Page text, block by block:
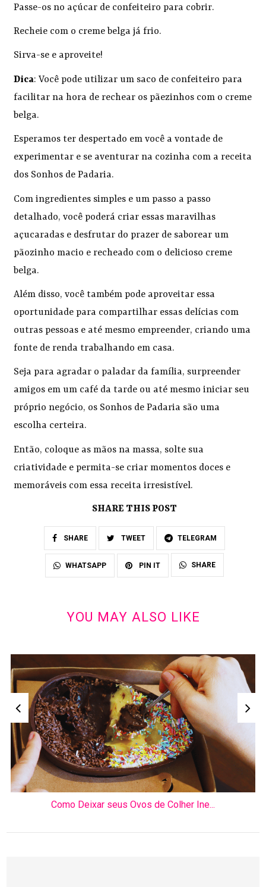
Passe-os no açúcar de confeiteiro para cobrir.
Recheie com o creme belga já frio.
Sirva-se e aproveite!
Dica: Você pode utilizar um saco de confeiteiro para
facilitar na hora de rechear os pãezinhos com o creme
belga.
Esperamos ter despertado em você a vontade de
experimentar e se aventurar na cozinha com a receita
dos Sonhos de Padaria.
Com ingredientes simples e um passo a passo
detalhado, você poderá criar essas maravilhas
açucaradas e desfrutar do prazer de saborear um
pãozinho macio e recheado com o delicioso creme
belga.
Além disso, você também pode aproveitar essa
oportunidade para compartilhar essas delícias com
outras pessoas e até mesmo empreender, criando uma
fonte de renda trabalhando em casa.
Seja para agradar o paladar da família, surpreender
amigos em um café da tarde ou até mesmo iniciar seu
próprio negócio, os Sonhos de Padaria são uma
escolha certeira.
Então, coloque as mãos na massa, solte sua
criatividade e permita-se criar momentos doces e
memoráveis com essa receita irresistível.
SHARE THIS POST
SHARE TWEET TELEGRAM
WHATSAPP PIN IT SHARE
YOU MAY ALSO LIKE
Como Deixar seus Ovos de Colher Ine...